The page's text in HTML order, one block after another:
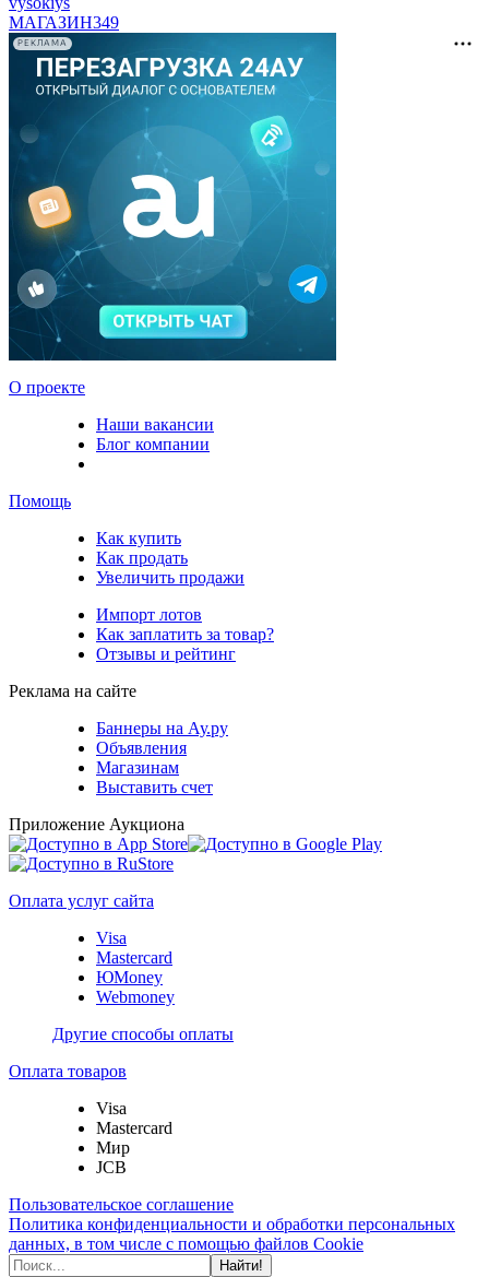
МАГАЗИН349
РЕКЛАМА
О проекте
Наши вакансии
Блог компании
Помощь
Как купить
Как продать
Увеличить продажи
Импорт лотов
Как заплатить за товар?
Отзывы и рейтинг
Реклама на сайте
Баннеры на Ау.ру
Объявления
Магазинам
Выставить счет
Приложение Аукциона
Оплата услуг сайта
Visa
Mastercard
ЮMoney
Webmoney
Другие способы оплаты
Оплата товаров
Visa
Mastercard
Мир
JCB
Пользовательское соглашение
Политика конфиденциальности и обработки персональных
данных, в том числе с помощью файлов Cookie
Найти!